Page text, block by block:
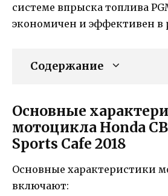
системе впрыска топлива
экономичен и эффективен в
Содержание
Основные
мотоцикла Honda
Sports Cafe 2018
Основные характеристики
включают: